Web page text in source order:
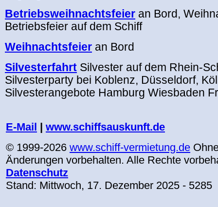
Betriebsweihnachtsfeier an Bord,
Betriebsfeier auf dem Schiff
Weihnachtsfeier an Bord
Silvesterfahrt Silvester auf dem Rhein-
Silvesterparty bei Koblenz, Düsseldorf,
Silvesterangebote Hamburg Wiesbaden
E-Mail | www.schiffsauskunft.de
© 1999-2026 www.schiff-vermietung.de
Änderungen vorbehalten. Alle Rechte
Datenschutz
Stand: Mittwoch, 17. Dezember 2025 - 5285